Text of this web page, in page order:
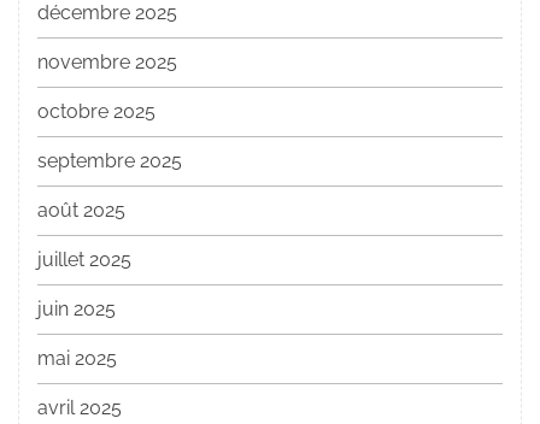
décembre 2025
novembre 2025
octobre 2025
septembre 2025
août 2025
juillet 2025
juin 2025
mai 2025
avril 2025